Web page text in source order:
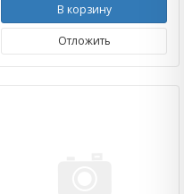
В корзину
Отложить